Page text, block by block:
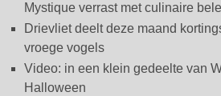
Mystique verrast met culinaire
Drievliet deelt deze maand
vroege vogels
Video: in een klein gedeelte van
Halloween